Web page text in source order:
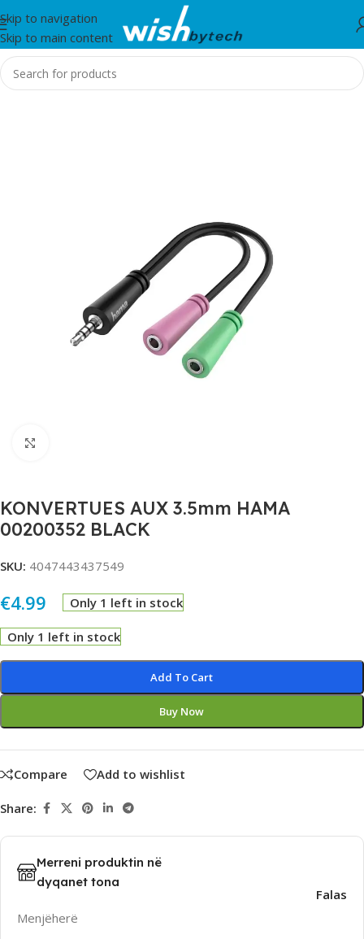
Skip to navigation
Skip to main content
Home/Hama
KONVERTUES AUX 3.5mm HAMA
00200352 BLACK
SKU: 4047443437549
€4.99 Only 1 left in stock
Only 1 left in stock
Add To Cart
Buy Now
Compare Add to wishlist
Share:
Merreni produktin në
dyqanet tona
Menjëherë
Falas